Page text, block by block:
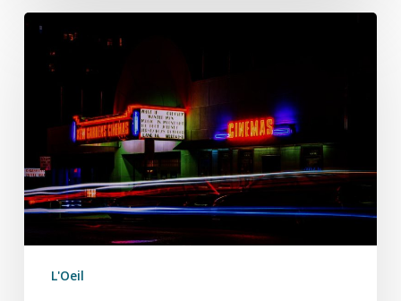
Balthazar
siècle
capitaliste
L'Oeil